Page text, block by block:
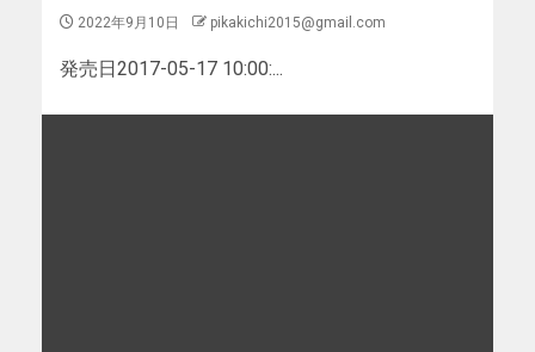
2022年9月10日 pikakichi2015@gmail.com
発売日2017-05-17 10:00:...